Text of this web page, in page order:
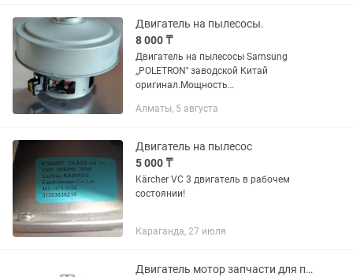
Двигатель на пылесосы.
8 000 ₸
Двигатель на пылесосы Samsung
,,POLETRON'' заводской Китай
оригинал.Мощность
на другие фирмы производителей
Алматы, 5 августа
Двигатель на пылесос
5 000 ₸
Kärcher VC 3 двигатель в рабочем
состоянии!
Караганда, 27 июля
Двигатель мотор запчасти для пылесоса